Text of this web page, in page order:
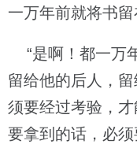
一万年前就将书
“是啊！都一万
留给他的后人，
须要经过考验，
要拿到的话，必